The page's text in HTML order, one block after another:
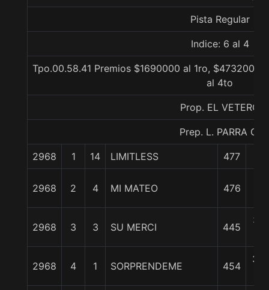
Pista Regular
Indice: 6 al 4
Tpo.00.58.41 Premios $1690000 al 1ro, $473200
al 4to
Prop. EL VETERO
Prep. L. PARRA G.
2968 1 14 LIMITLESS 477
2968 2 4 MI MATEO 476
2968 3 3 SU MERCI 445
3
2968 4 1 SORPRENDEME 454
3